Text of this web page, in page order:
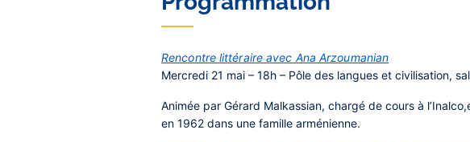
central
Rencontre littéraire avec Ana Arzoumanian
Mercredi 21 mai – 18h – Pôle des langues et civilisation,
Animée par Gérard Malkassian, chargé de cours à
en 1962 dans une famille arménienne.